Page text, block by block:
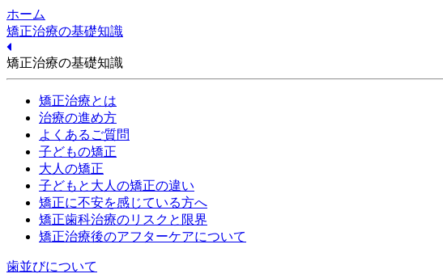
ホーム
矯正治療の基礎知識
矯正治療の基礎知識
矯正治療とは
治療の進め方
よくあるご質問
子どもの矯正
大人の矯正
子どもと大人の矯正の違い
矯正に不安を感じている方へ
矯正歯科治療のリスクと限界
矯正治療後のアフターケアについて
歯並びについて